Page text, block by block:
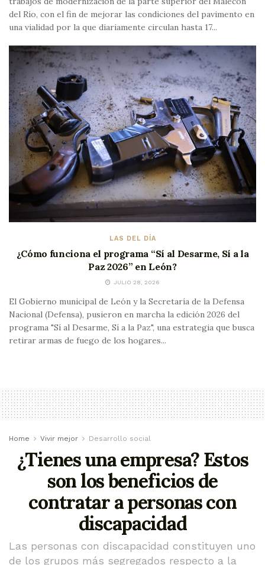
del Río, con el fin de mejorar las condiciones del pavimento en
una vialidad por la que diariamente circulan hasta 17...
LAS DEL DÍA
¿Cómo funciona el programa “Sí al Desarme, Sí a la
Paz 2026” en León?
JULIO 28, 2026
El Gobierno municipal de León y la Secretaría de la Defensa
Nacional (Defensa), pusieron en marcha la edición 2026 del
programa "Sí al Desarme, Sí a la Paz", una estrategia que busca
retirar armas de fuego de los hogares...
Home Vivir mejor Desarrollo social
¿Tienes una empresa? Estos
son los beneficios de
contratar a personas con
discapacidad
Las personas con discapacidad constituyen uno
de los grupos más segregados respecto a la